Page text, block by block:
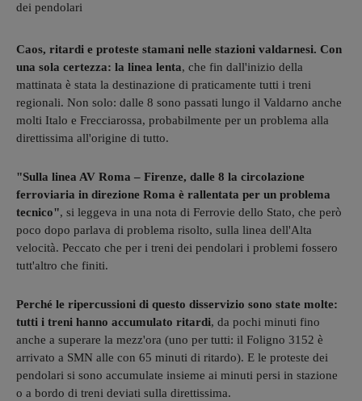
dei pendolari
Caos, ritardi e proteste stamani nelle stazioni valdarnesi. Con
una sola certezza: la linea lenta, che fin dall'inizio della
mattinata è stata la destinazione di praticamente tutti i treni
regionali. Non solo: dalle 8 sono passati lungo il Valdarno anche
molti Italo e Frecciarossa, probabilmente per un problema alla
direttissima all'origine di tutto.
"Sulla linea AV Roma – Firenze, dalle 8 la circolazione
ferroviaria in direzione Roma è rallentata per un problema
tecnico", si leggeva in una nota di Ferrovie dello Stato, che però
poco dopo parlava di problema risolto, sulla linea dell'Alta
velocità. Peccato che per i treni dei pendolari i problemi fossero
tutt'altro che finiti.
Perché le ripercussioni di questo disservizio sono state molte:
tutti i treni hanno accumulato ritardi, da pochi minuti fino
anche a superare la mezz'ora (uno per tutti: il Foligno 3152 è
arrivato a SMN alle con 65 minuti di ritardo). E le proteste dei
pendolari si sono accumulate insieme ai minuti persi in stazione
o a bordo di treni deviati sulla direttissima.